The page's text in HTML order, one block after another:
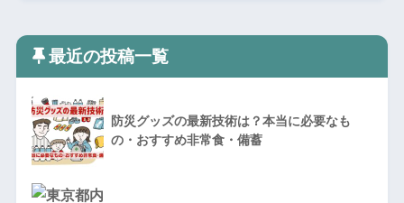
最近の投稿一覧
防災グッズの最新技術は？本当に必要なも
の・おすすめ非常食・備蓄